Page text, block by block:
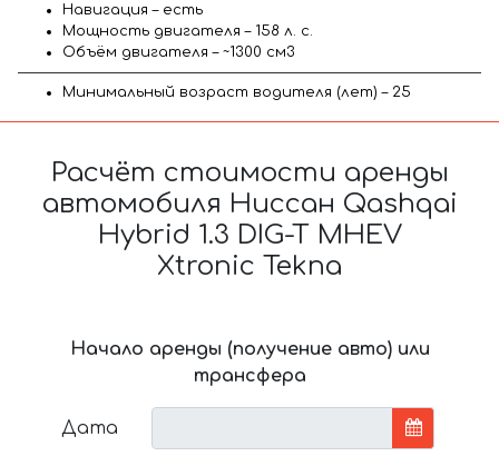
Навигация – есть
Мощность двигателя – 158 л. с.
Объём двигателя – ~1300 см3
Минимальный возраст водителя (лет) – 25
Расчёт стоимости аренды
автомобиля Ниссан Qashqai
Hybrid 1.3 DIG-T MHEV
Xtronic Tekna
Начало аренды (получение авто) или
трансфера
Дата